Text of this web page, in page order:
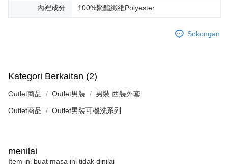
內裡成分 100%聚酯纖維Polyester
Sokongan
Kategori Berkaitan (2)
Outlet商品 Outlet男裝 男裝 西裝外套
Outlet商品 Outlet男裝可機洗系列
menilai
Item ini buat masa ini tidak dinilai